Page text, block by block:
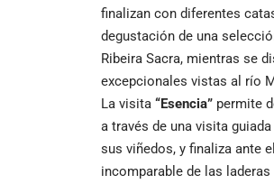
finalizan con diferentes
degustación de una
Ribeira Sacra, mientras se
excepcionales vistas al río
La visita “Esencia” permite
a través de una visita
sus viñedos, y finaliza ante
incomparable de las laderas